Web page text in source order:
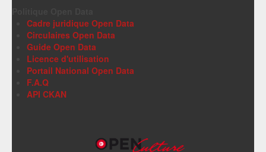
Cadre juridique Open Data
Circulaires Open Data
Guide Open Data
Licence d'utilisation
Portail National Open Data
F.A.Q
API CKAN